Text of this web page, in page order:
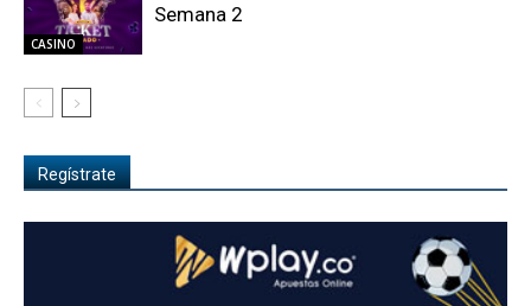
CASINO
Semana 2
Regístrate